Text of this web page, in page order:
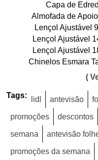
Capa de
Almofada de
Lençol Ajustável
Lençol Ajustável
Lençol Ajustável
Chinelos Esmara
(
Tags: lidl antevisão
promoções descontos
semana antevisão
promoções da semana